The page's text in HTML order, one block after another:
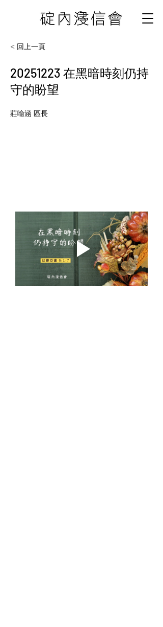
< 回上一頁
20251223 在黑暗時刻仍持
守的盼望
莊喻涵 區長